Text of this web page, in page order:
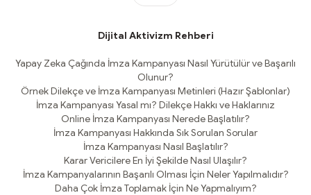
Dijital Aktivizm Rehberi
Yapay Zeka Çağında İmza Kampanyası Nasıl Yürütülür ve Başarılı
Olunur?
Örnek Dilekçe ve İmza Kampanyası Metinleri (Hazır Şablonlar)
İmza Kampanyası Yasal mı? Dilekçe Hakkı ve Haklarınız
Online İmza Kampanyası Nerede Başlatılır?
İmza Kampanyası Hakkında Sık Sorulan Sorular
İmza Kampanyası Nasıl Başlatılır?
Karar Vericilere En İyi Şekilde Nasıl Ulaşılır?
İmza Kampanyalarının Başarılı Olması İçin Neler Yapılmalıdır?
Daha Çok İmza Toplamak İçin Ne Yapmalıyım?